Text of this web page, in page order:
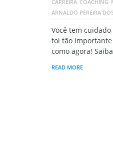
CARREIRA COACHING
ARNALDO PEREIRA
Você tem
foi tão
como agora!
READ MORE